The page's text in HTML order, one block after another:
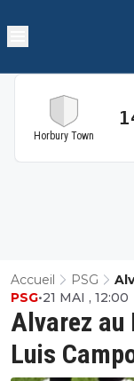
Horbury Town
Accueil PSG
Alvarez au
Luis
PSG•21 MAI , 12:00